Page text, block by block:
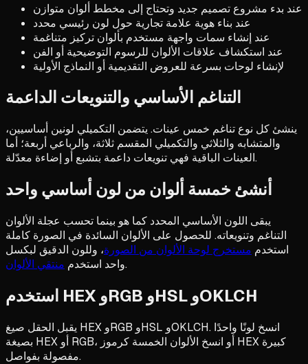
عند بدء مشروع تصميم جديد وتحتاج إلى مخطط ألوان متوازن
عند بناء هوية علامة تجارية حول لون رئيسي محدد
عند إنشاء سمات واجهة مستخدم بألوان تركيز متناغمة
عند استكشاف علاقات الألوان للرسوم التوضيحية أو الفن
لإنشاء لوحات بسرعة للعروض التقديمية أو النماذج الأولية
التناغم الأساسي والتنويعات الداعمة
ينشئ كل نوع تناغم خمس عينات. يتضمن التكميلي لونين أساسيين،
والمتشابه والثلاثي والتكميلي المقسم ثلاثة، والرباعي أربعة؛ أما
العينات الباقية فهي تنويعات داعمة بتشبع أو إضاءة معدّلة.
أنشئ خمسة ألوان من لون أساسي واحد
يبقى اللون الأساسي المحدد كما هو بينما تحسب عجلة الألوان
التناغم وتنويعاته. للحصول على الألوان السائدة في الصورة كاملة
استخدم مستخرج لوحة الألوان من الصورة، وللون الدقيق لبكسل
واحد استخدم منتقي الألوان .
استخدم HEX وRGB وHSL وOKLCH
يقبل الحقل صيغ HEX وRGB وHSL وOKLCH. انسخ لونًا واحدًا
بصيغة HEX أو RGB، أو انسخ الألوان الخمسة كرموز HEX كبيرة
مفصولة بفواصل.